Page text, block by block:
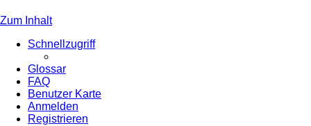
Zum Inhalt
Schnellzugriff
Glossar
FAQ
Benutzer Karte
Anmelden
Registrieren